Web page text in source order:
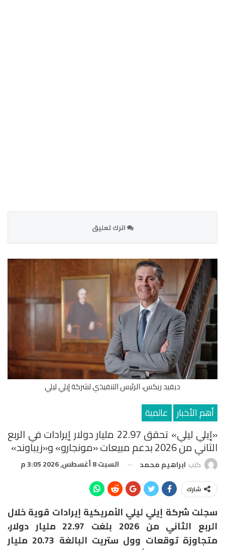
اترك تعليق
ديفيد ريكس، الرئيس التنفيذي لشركة إيلي ليلي
أهم الأخبار عالمية
«إيلي ليلي» تحقق 22.97 مليار دولار إيرادات في الربع
الثاني من 2026 بدعم مبيعات «مونجارو» و«زيباوند»
كتب ابراهيم محمد السبت 8 أغسطس, 2026 3:05 م
شارك
سجلت شركة إيلي ليلي الأمريكية إيرادات قوية خلال
الربع الثاني من 2026 بلغت 22.97 مليار دولار،
متجاوزة توقعات وول ستريت البالغة 20.73 مليار